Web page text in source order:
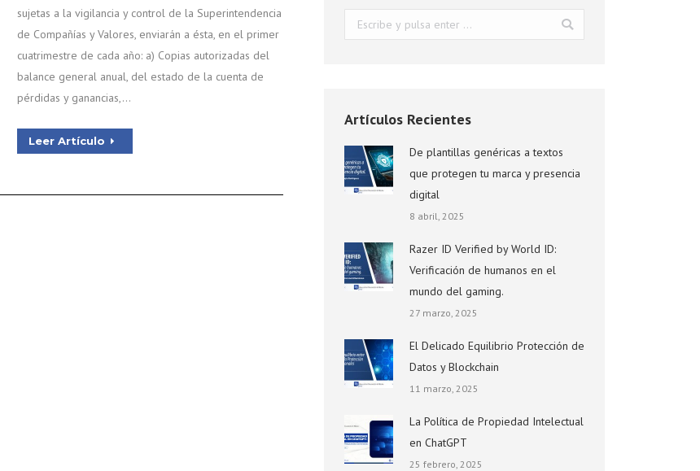
sujetas a la vigilancia y control de la Superintendencia
de Compañías y Valores, enviarán a ésta, en el primer
cuatrimestre de cada año: a) Copias autorizadas del
balance general anual, del estado de la cuenta de
pérdidas y ganancias,…
Leer Artículo
Buscar:
Artículos Recientes
De plantillas genéricas a textos
que protegen tu marca y presencia
digital
8 abril, 2025
Razer ID Verified by World ID:
Verificación de humanos en el
mundo del gaming.
27 marzo, 2025
El Delicado Equilibrio Protección de
Datos y Blockchain
11 marzo, 2025
La Política de Propiedad Intelectual
en ChatGPT
25 febrero, 2025